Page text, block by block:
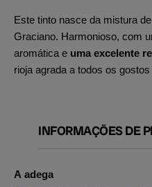
Este tinto nasce da mistura
Graciano. Harmonioso, com
aromática e uma excelente
rioja agrada a todos os gostos
INFORMAÇÕES DE
A adega